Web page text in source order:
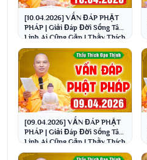
[10.04.2026] VẤN ĐÁP PHẬT
PHÁP | Giải Đáp Đời Sống Tâm
Linh Ai Cũng Gặp | Thầy Thích
Đạo Thịnh
[09.04.2026] VẤN ĐÁP PHẬT
PHÁP | Giải Đáp Đời Sống Tâm
Linh Ai Cũng Gặp | Thầy Thích
Đạo Thịnh